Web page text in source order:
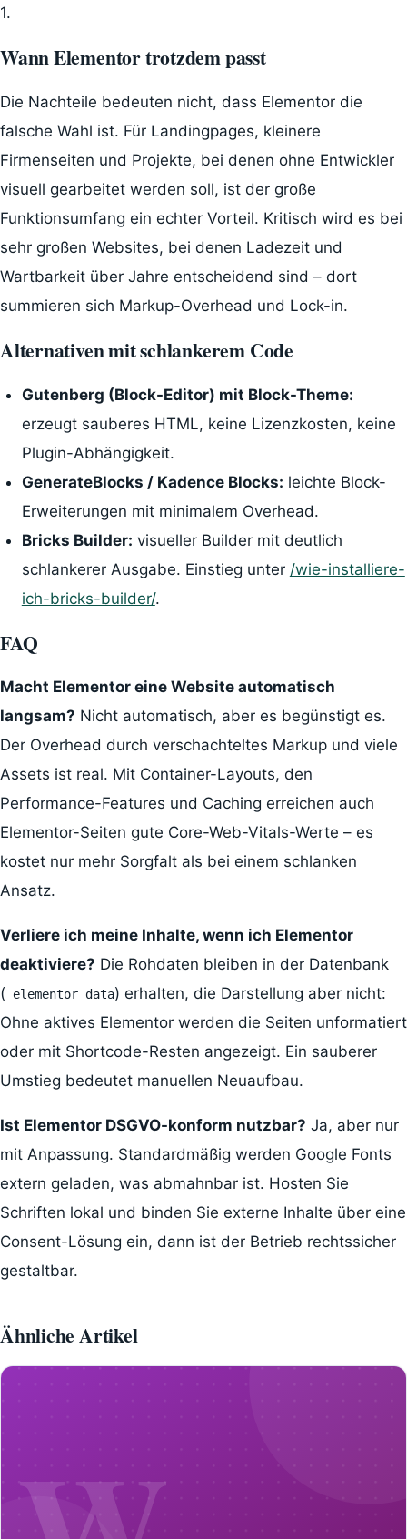
1.
Wann Elementor trotzdem passt
Die Nachteile bedeuten nicht, dass Elementor die
falsche Wahl ist. Für Landingpages, kleinere
Firmenseiten und Projekte, bei denen ohne Entwickler
visuell gearbeitet werden soll, ist der große
Funktionsumfang ein echter Vorteil. Kritisch wird es bei
sehr großen Websites, bei denen Ladezeit und
Wartbarkeit über Jahre entscheidend sind – dort
summieren sich Markup-Overhead und Lock-in.
Alternativen mit schlankerem Code
Gutenberg (Block-Editor) mit Block-Theme:
erzeugt sauberes HTML, keine Lizenzkosten, keine
Plugin-Abhängigkeit.
GenerateBlocks / Kadence Blocks: leichte Block-
Erweiterungen mit minimalem Overhead.
Bricks Builder: visueller Builder mit deutlich
schlankerer Ausgabe. Einstieg unter /wie-installiere-
ich-bricks-builder/.
FAQ
Macht Elementor eine Website automatisch
langsam? Nicht automatisch, aber es begünstigt es.
Der Overhead durch verschachteltes Markup und viele
Assets ist real. Mit Container-Layouts, den
Performance-Features und Caching erreichen auch
Elementor-Seiten gute Core-Web-Vitals-Werte – es
kostet nur mehr Sorgfalt als bei einem schlanken
Ansatz.
Verliere ich meine Inhalte, wenn ich Elementor
deaktiviere? Die Rohdaten bleiben in der Datenbank
( _elementor_data) erhalten, die Darstellung aber nicht:
Ohne aktives Elementor werden die Seiten unformatiert
oder mit Shortcode-Resten angezeigt. Ein sauberer
Umstieg bedeutet manuellen Neuaufbau.
Ist Elementor DSGVO-konform nutzbar? Ja, aber nur
mit Anpassung. Standardmäßig werden Google Fonts
extern geladen, was abmahnbar ist. Hosten Sie
Schriften lokal und binden Sie externe Inhalte über eine
Consent-Lösung ein, dann ist der Betrieb rechtssicher
gestaltbar.
Ähnliche Artikel